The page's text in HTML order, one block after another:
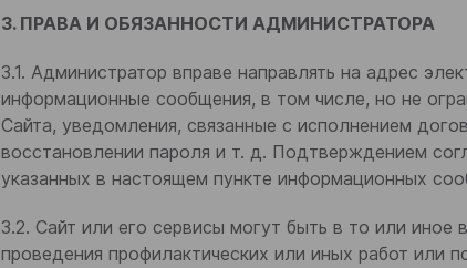
3. ПРАВА И ОБЯЗАННОСТИ АДМИНИСТРАТОРА
3.1. Администратор вправе направлять на адрес
информационные сообщения, в том числе, но не
Сайта, уведомления, связанные с исполнением
восстановлении пароля и т. д. Подтверждением
указанных в настоящем пункте информационных
3.2. Сайт или его сервисы могут быть в то или
проведения профилактических или иных работ или
ФИО
Название компании
ИНН Вашей компании
Город
Email
Наши